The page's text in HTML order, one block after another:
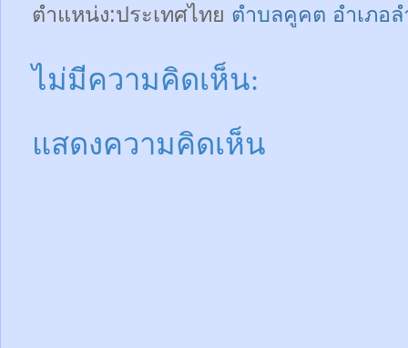
ตำแหน่ง:ประเทศไทย ตำบลคูคต อำเภอ
ไม่มีความคิดเห็น:
แสดงความคิดเห็น